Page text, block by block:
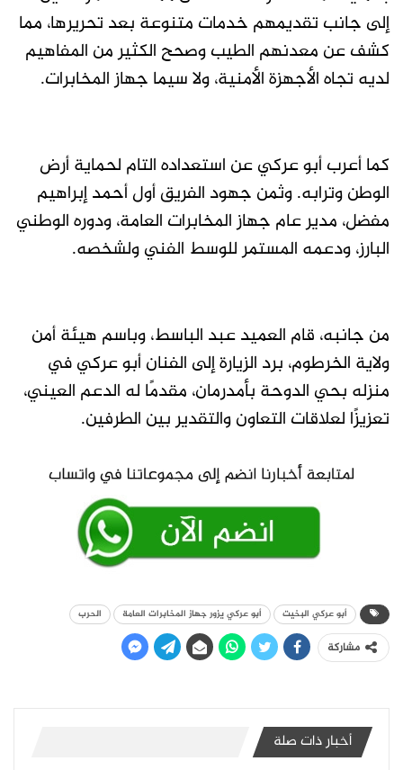
إلى جانب تقديمهم خدمات متنوعة بعد تحريرها، مما
كشف عن معدنهم الطيب وصحح الكثير من المفاهيم
لديه تجاه الأجهزة الأمنية، ولا سيما جهاز المخابرات.
كما أعرب أبو عركي عن استعداده التام لحماية أرض
الوطن وترابه. وثمن جهود الفريق أول أحمد إبراهيم
مفضل، مدير عام جهاز المخابرات العامة، ودوره الوطني
البارز، ودعمه المستمر للوسط الفني ولشخصه.
من جانبه، قام العميد عبد الباسط، وباسم هيئة أمن
ولاية الخرطوم، برد الزيارة إلى الفنان أبو عركي في
منزله بحي الدوحة بأمدرمان، مقدمًا له الدعم العيني،
تعزيزًا لعلاقات التعاون والتقدير بين الطرفين.
أبو عركي البخيت أبو عركي يزور جهاز المخابرات العامة الحرب
مشاركة
أخبار ذات صلة